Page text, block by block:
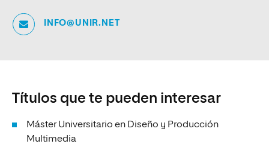
INFO@UNIR.NET
Títulos que te pueden interesar
Máster Universitario en Diseño y Producción
Multimedia